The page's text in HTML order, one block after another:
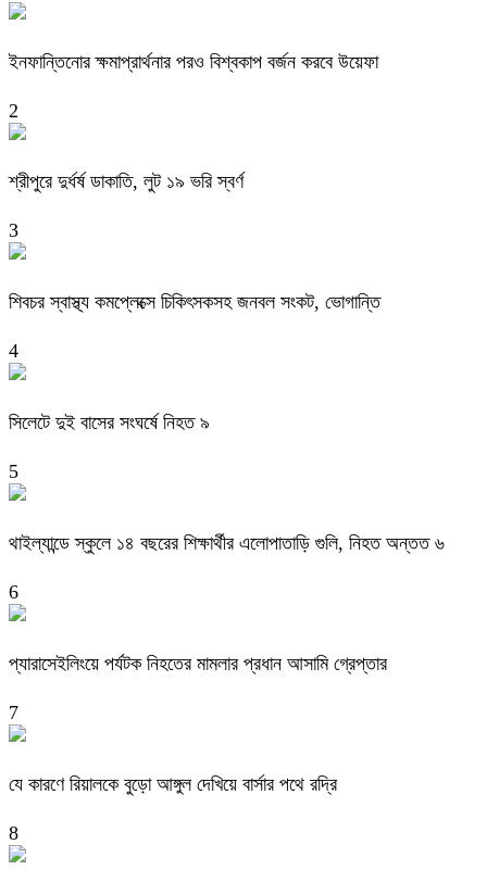
ইনফান্তিনোর ক্ষমাপ্রার্থনার পরও বিশ্বকাপ বর্জন করবে উয়েফা
2
শ্রীপুরে দুর্ধর্ষ ডাকাতি, লুট ১৯ ভরি স্বর্ণ
3
শিবচর স্বাস্থ্য কমপ্লেক্সে চিকিৎসকসহ জনবল সংকট, ভোগান্তি
4
সিলেটে দুই বাসের সংঘর্ষে নিহত ৯
5
থাইল্যান্ডে স্কুলে ১৪ বছরের শিক্ষার্থীর এলোপাতাড়ি গুলি, নিহত অন্তত ৬
6
প্যারাসেইলিংয়ে পর্যটক নিহতের মামলার প্রধান আসামি গ্রেপ্তার
7
যে কারণে রিয়ালকে বুড়ো আঙ্গুল দেখিয়ে বার্সার পথে রদ্রি
8